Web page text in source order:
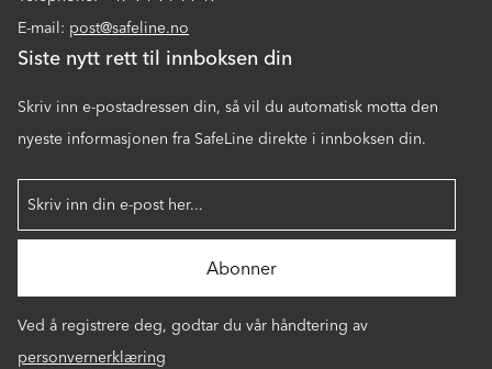
E-mail: post@safeline.no
Siste nytt rett til innboksen din
Skriv inn e-postadressen din, så vil du automatisk motta den
nyeste informasjonen fra SafeLine direkte i innboksen din.
Ved å registrere deg, godtar du vår håndtering av
personvernerklæring